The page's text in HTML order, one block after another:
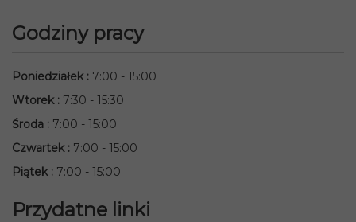
Godziny pracy
Poniedziałek : 7:00 - 15:00
Wtorek : 7:30 - 15:30
Środa : 7:00 - 15:00
Czwartek : 7:00 - 15:00
Piątek : 7:00 - 15:00
Przydatne linki